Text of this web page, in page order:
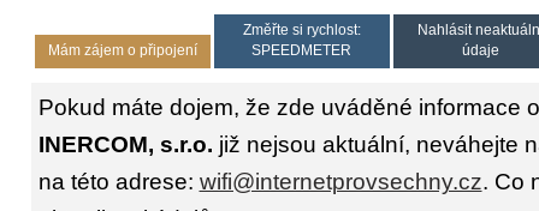
Mám zájem o připojení
Změřte si rychlost:
SPEEDMETER
Nahlásit
údaje
Pokud máte dojem, že zde uváděné informace
INERCOM, s.r.o. již nejsou aktuální, neváhejte
na této adrese: wifi@internetprovsechny.cz. Co